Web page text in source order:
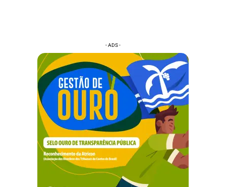
- ADS -